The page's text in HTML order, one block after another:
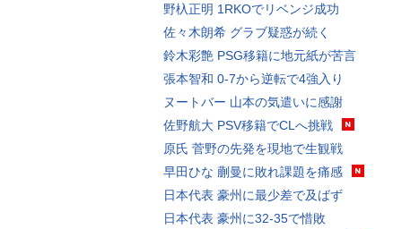
野杁正明 1RKOでリベンジ成功
佐々木朗希 グラブ疑惑が続く
鈴木彩艶 PSG移籍に地元紙が苦言
張本智和 0-7から逆転で4強入り
ヌートバー 山本の気遣いに感謝
佐野航大 PSV移籍でCLへ挑戦
原氏 菅野の先発を現地で生観戦
早田ひな 蒯曼に敗れ課題を痛感
日本代表 豪州に最少差で及ばず
日本代表 豪州に32-35で惜敗